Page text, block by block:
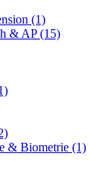
(1)
& AP(15)
& Biometrie (1)